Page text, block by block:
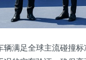
辆满足全球主流碰撞